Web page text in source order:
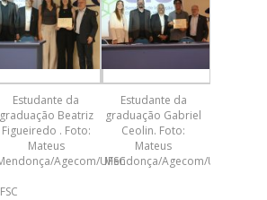
Estudante da
graduação Beatriz
Figueiredo . Foto:
Mateus
Agecom/UFSC
Estudante da
graduação Gabriel
Ceolin. Foto:
Mateus
Mendonça/Agecom/UFSC